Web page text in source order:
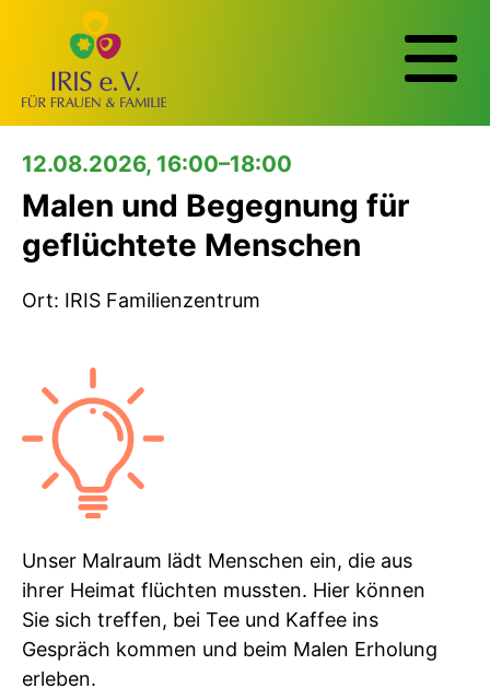
12.08.2026, 16:00–18:00
Malen und Begegnung für
geflüchtete Menschen
Ort: IRIS Familienzentrum
Unser Malraum lädt Menschen ein, die aus
ihrer Heimat flüchten mussten. Hier können
Sie sich treffen, bei Tee und Kaffee ins
Gespräch kommen und beim Malen Erholung
erleben.